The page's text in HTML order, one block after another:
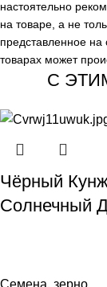
настоятельно
на товаре, а не
представленное на
товарах может
С
Чёрный
Солнечный
Семена, зерно